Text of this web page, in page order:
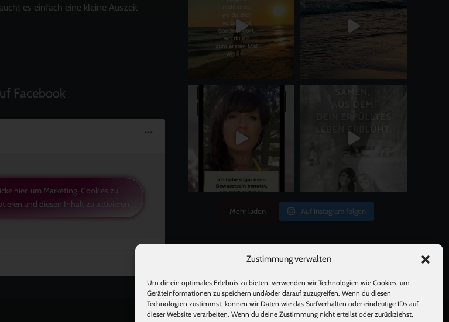
Zustimmung verwalten
Um dir ein optimales Erlebnis zu bieten, verwenden wir Technologien wie Cookies, um
Geräteinformationen zu speichern und/oder darauf zuzugreifen. Wenn du diesen
Technologien zustimmst, können wir Daten wie das Surfverhalten oder eindeutige IDs auf
dieser Website verarbeiten. Wenn du deine Zustimmung nicht erteilst oder zurückziehst,
es einfach eine kleine Auszeit
Facebook
hier, um Marketing-Cookies zu
und diesen Inhalt zu aktivieren
Mehr laden Auf Instagram folgen